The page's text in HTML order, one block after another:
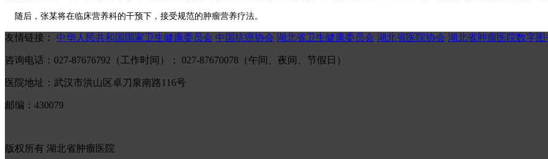
随后，张某将在临床营养科的干预下，接受规范的肿瘤营养疗法。
友情链接： 中华人民共和国国家卫生健康委员会 中国抗癌协会 湖北省卫生健康委员会 湖北省医院协会 湖北省肿瘤医院数字图
咨询电话：027-87676792（工作时间）； 027-87670078（午间、夜间、节假日）
医院地址：武汉市洪山区卓刀泉南路116号
邮编：430079
版权所有 湖北省肿瘤医院